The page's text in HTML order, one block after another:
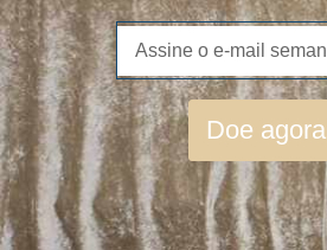
Doe agora